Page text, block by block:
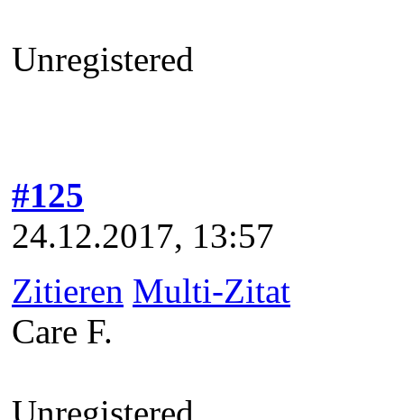
Unregistered
#125
24.12.2017, 13:57
Zitieren Multi-Zitat
Care F.